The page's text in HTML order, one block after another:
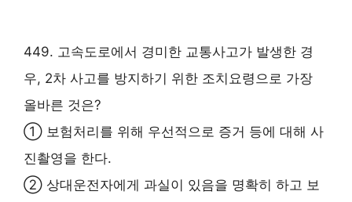
449. 고속도로에서 경미한 교통사고가 발생한 경
우, 2차 사고를 방지하기 위한 조치요령으로 가장
올바른 것은?
① 보험처리를 위해 우선적으로 증거 등에 대해 사
진촬영을 한다.
② 상대운전자에게 과실이 있음을 명확히 하고 보